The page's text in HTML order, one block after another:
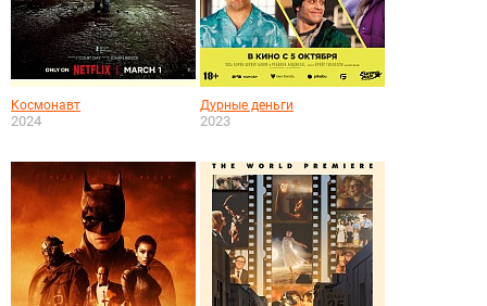
Космонавт
2024
Дурные деньги
2023